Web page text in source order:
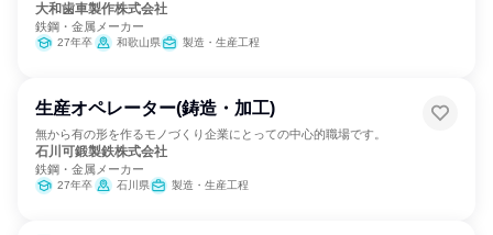
大和歯車製作株式会社
鉄鋼・金属メーカー
27年卒 和歌山県 製造・生産工程
生産オペレーター(鋳造・加工)
無から有の形を作るモノづくり企業にとっての中心的職場です。
石川可鍛製鉄株式会社
鉄鋼・金属メーカー
27年卒 石川県 製造・生産工程